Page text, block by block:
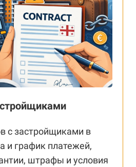
с застройщиками в
и график платежей,
штрафы и условия